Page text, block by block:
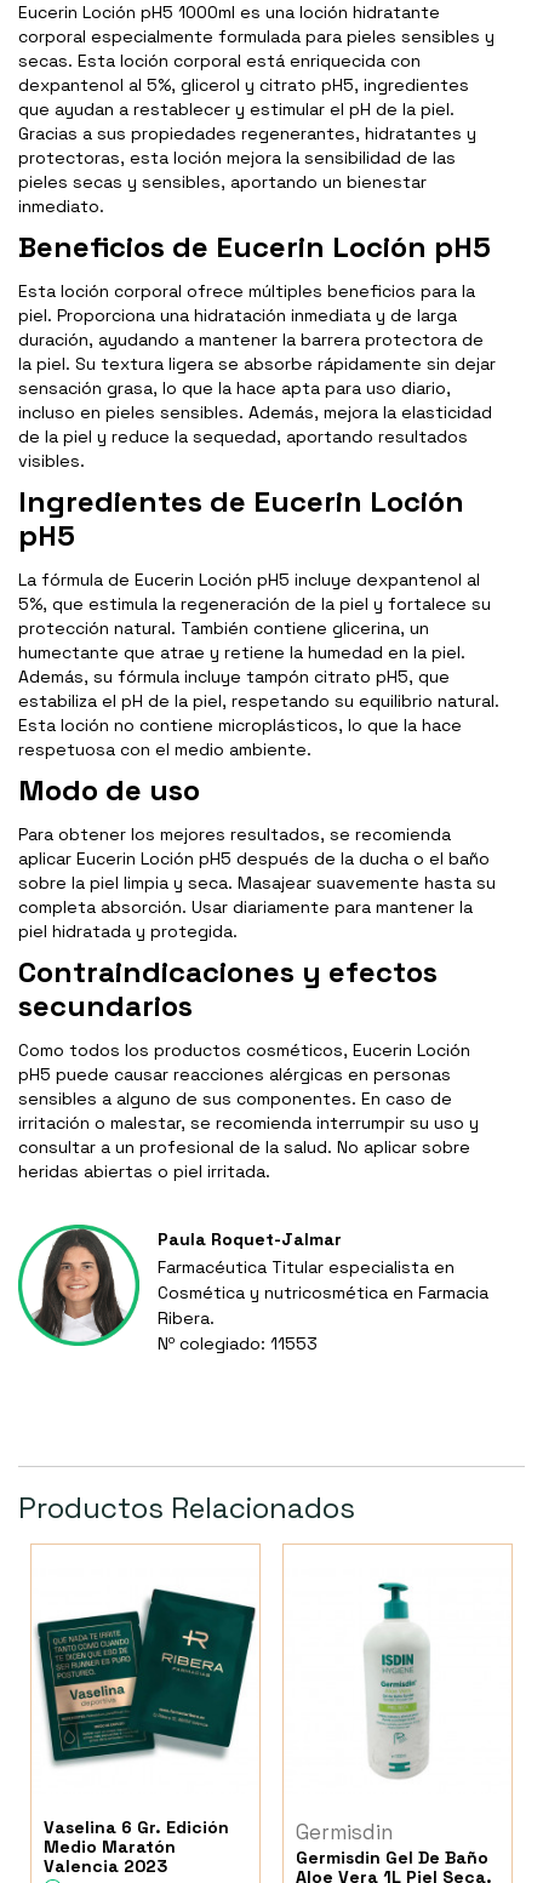
Eucerin Loción pH5 1000ml es una loción hidratante
corporal especialmente formulada para pieles sensibles y
secas. Esta loción corporal está enriquecida con
dexpantenol al 5%, glicerol y citrato pH5, ingredientes
que ayudan a restablecer y estimular el pH de la piel.
Gracias a sus propiedades regenerantes, hidratantes y
protectoras, esta loción mejora la sensibilidad de las
pieles secas y sensibles, aportando un bienestar
inmediato.
Beneficios de Eucerin Loción pH5
Esta loción corporal ofrece múltiples beneficios para la
piel. Proporciona una hidratación inmediata y de larga
duración, ayudando a mantener la barrera protectora de
la piel. Su textura ligera se absorbe rápidamente sin dejar
sensación grasa, lo que la hace apta para uso diario,
incluso en pieles sensibles. Además, mejora la elasticidad
de la piel y reduce la sequedad, aportando resultados
visibles.
Ingredientes de Eucerin Loción
pH5
La fórmula de Eucerin Loción pH5 incluye dexpantenol al
5%, que estimula la regeneración de la piel y fortalece su
protección natural. También contiene glicerina, un
humectante que atrae y retiene la humedad en la piel.
Además, su fórmula incluye tampón citrato pH5, que
estabiliza el pH de la piel, respetando su equilibrio natural.
Esta loción no contiene microplásticos, lo que la hace
respetuosa con el medio ambiente.
Modo de uso
Para obtener los mejores resultados, se recomienda
aplicar Eucerin Loción pH5 después de la ducha o el baño
sobre la piel limpia y seca. Masajear suavemente hasta su
completa absorción. Usar diariamente para mantener la
piel hidratada y protegida.
Contraindicaciones y efectos
secundarios
Como todos los productos cosméticos, Eucerin Loción
pH5 puede causar reacciones alérgicas en personas
sensibles a alguno de sus componentes. En caso de
irritación o malestar, se recomienda interrumpir su uso y
consultar a un profesional de la salud. No aplicar sobre
heridas abiertas o piel irritada.
Paula Roquet-Jalmar
Farmacéutica Titular especialista en
Cosmética y nutricosmética en Farmacia
Ribera.
Nº colegiado: 11553
Productos Relacionados
Vaselina 6 Gr. Edición
Medio Maratón
Valencia 2023
Germisdin
Germisdin Gel De Baño
Aloe Vera 1L Piel Seca.